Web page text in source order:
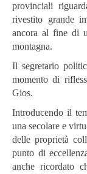
provinciali
rivestito grande
ancora al fine di
montagna.
Il segretario
momento di
Gios.
Introducendo il
una secolare e
delle proprietà
punto di
anche ricordato